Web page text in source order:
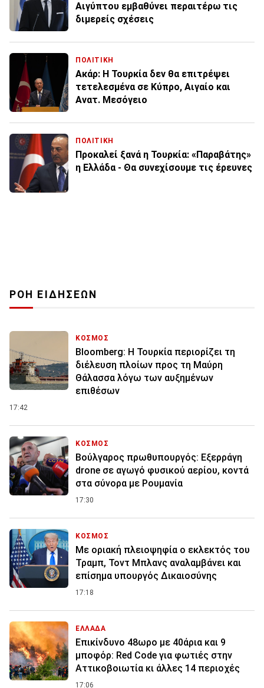
Αιγύπτου εμβαθύνει περαιτέρω τις
διμερείς σχέσεις
ΠΟΛΙΤΙΚΗ
Ακάρ: Η Τουρκία δεν θα επιτρέψει
τετελεσμένα σε Κύπρο, Αιγαίο και
Ανατ. Μεσόγειο
ΠΟΛΙΤΙΚΗ
Προκαλεί ξανά η Τουρκία: «Παραβάτης»
η Ελλάδα - Θα συνεχίσουμε τις έρευνες
ΡΟΗ ΕΙΔΗΣΕΩΝ
ΚΟΣΜΟΣ
Bloomberg: Η Τουρκία περιορίζει τη
διέλευση πλοίων προς τη Μαύρη
Θάλασσα λόγω των αυξημένων
επιθέσων
17:42
ΚΟΣΜΟΣ
Βούλγαρος πρωθυπουργός: Εξερράγη
drone σε αγωγό φυσικού αερίου, κοντά
στα σύνορα με Ρουμανία
17:30
ΚΟΣΜΟΣ
Με οριακή πλειοψηφία ο εκλεκτός του
Τραμπ, Τοντ Μπλανς αναλαμβάνει και
επίσημα υπουργός Δικαιοσύνης
17:18
ΕΛΛΑΔΑ
Επικίνδυνο 48ωρο με 40άρια και 9
μποφόρ: Red Code για φωτιές στην
Αττικοβοιωτία κι άλλες 14 περιοχές
17:06